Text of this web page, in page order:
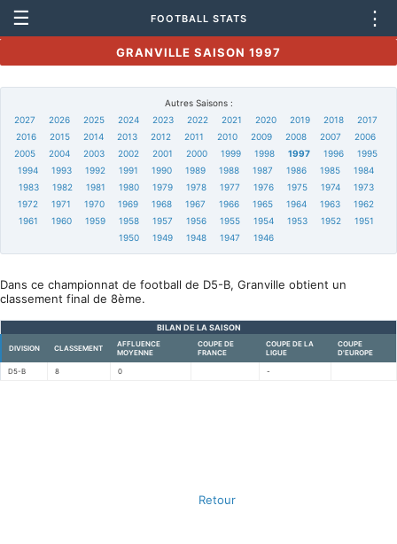
☰ FOOTBALL STATS ⋮
GRANVILLE SAISON 1997
Autres Saisons :
2027
2026 2025 2024 2023 2022 2021 2020 2019 2018
2017
2016
2015 2014 2013 2012 2011 2010 2009 2008 2007
2006
2005
2004 2003 2002 2001 2000 1999 1998 1997 1996
1995
1994
1993 1992 1991 1990 1989 1988 1987 1986 1985
1984
1983
1982 1981 1980 1979 1978 1977 1976 1975 1974
1973
1972
1971 1970 1969 1968 1967 1966 1965 1964 1963
1962
1961
1960 1959 1958 1957 1956 1955 1954 1953 1952
1951
1950
1949 1948 1947 1946
Dans ce championnat de football de D5-B, Granville obtient un
classement final de 8ème.
BILAN DE LA SAISON
DIVISION CLASSEMENT
AFFLUENCE
MOYENNE
COUPE DE
FRANCE
COUPE DE LA
LIGUE
COUPE
D'EUROPE
D5-B 8 0 -
Retour